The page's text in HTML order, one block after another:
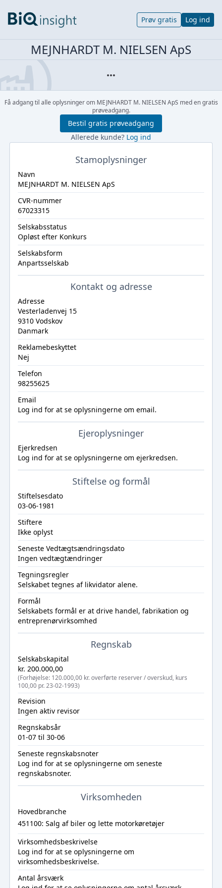
Prøv gratis Log ind
MEJNHARDT M. NIELSEN ApS
Få adgang til alle oplysninger om MEJNHARDT M. NIELSEN ApS med en gratis
prøveadgang.
Bestil gratis prøveadgang
Allerede kunde? Log ind
Stamoplysninger
Navn
MEJNHARDT M. NIELSEN ApS
CVR-nummer
67023315
Selskabsstatus
Opløst efter Konkurs
Selskabsform
Anpartsselskab
Kontakt og adresse
Adresse
Vesterladenvej 15
9310 Vodskov
Danmark
Reklamebeskyttet
Nej
Telefon
98255625
Email
Log ind for at se oplysningerne om email.
Ejeroplysninger
Ejerkredsen
Log ind for at se oplysningerne om ejerkredsen.
Stiftelse og formål
Stiftelsesdato
03-06-1981
Stiftere
Ikke oplyst
Seneste Vedtægtsændringsdato
Ingen vedtægtændringer
Tegningsregler
Selskabet tegnes af likvidator alene.
Formål
Selskabets formål er at drive handel, fabrikation og
entreprenørvirksomhed
Regnskab
Selskabskapital
kr. 200.000,00
(Forhøjelse: 120.000,00 kr. overførte reserver / overskud, kurs
100,00 pr. 23-02-1993)
Revision
Ingen aktiv revisor
Regnskabsår
01-07 til 30-06
Seneste regnskabsnoter
Log ind for at se oplysningerne om seneste
regnskabsnoter.
Virksomheden
Hovedbranche
451100: Salg af biler og lette motorkøretøjer
Virksomhedsbeskrivelse
Log ind for at se oplysningerne om
virksomhedsbeskrivelse.
Antal årsværk